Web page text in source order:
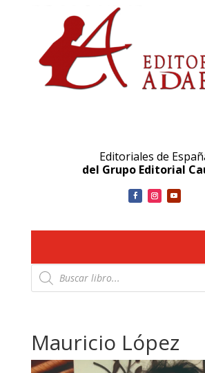
Editoriales de
del Grupo Editorial
Búsqueda
de
productos
Mauricio López